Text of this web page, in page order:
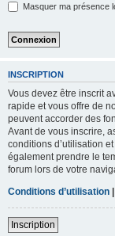
Masquer ma présence
INSCRIPTION
Vous devez être inscrit
rapide et vous offre de
peuvent accorder des
Avant de vous inscrire,
conditions d’utilisation
également prendre le
forum lors de votre
Conditions d’utilisation |
Inscription